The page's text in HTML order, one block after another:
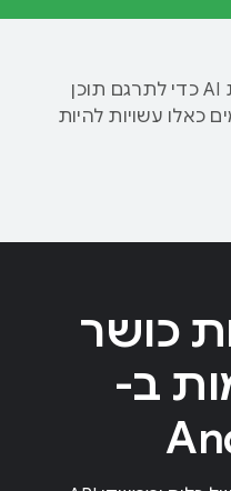
‫Google משתמשת בטכנולוגיית AI כדי לתרגם תוכן
כאלו עשויות להיות
כושר
ב-